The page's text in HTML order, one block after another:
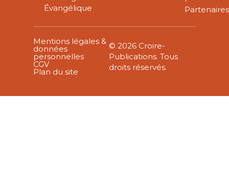
Évangélique
Partenaires
Mentions légales &
données
personnelles
CGV
Plan du site
© 2026 Croire-
Publications. Tous
droits réservés.